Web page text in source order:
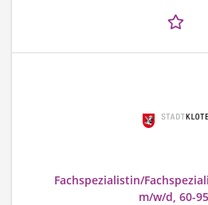
Fachspezialistin/
m/w/d, 60-